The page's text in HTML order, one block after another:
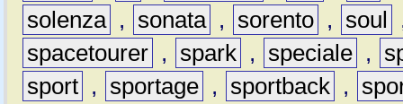
solenza , sonata , sorento , soul
spacetourer , spark , speciale ,
sport , sportage , sportback ,